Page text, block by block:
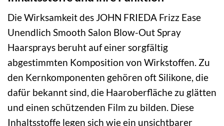
Die Wirksamkeit des JOHN FRIEDA Frizz Ease
Unendlich Smooth Salon Blow-Out Spray
Haarsprays beruht auf einer sorgfältig
abgestimmten Komposition von Wirkstoffen. Zu
den Kernkomponenten gehören oft Silikone, die
dafür bekannt sind, die Haaroberfläche zu glätten
und einen schützenden Film zu bilden. Diese
Inhaltsstoffe legen sich wie ein unsichtbarer